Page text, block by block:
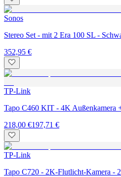
Sonos
Stereo Set - mit 2 Era 100 SL -
352,95 €
TP-Link
Tapo C460 KIT - 4K Außenkamera
218,00 €197,71 €
TP-Link
Tapo C720 - 2K-Flutlicht-Kamera -